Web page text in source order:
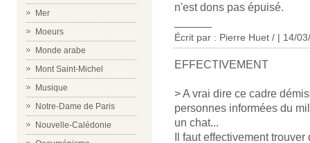
Mer
Moeurs
Monde arabe
Mont Saint-Michel
Musique
Notre-Dame de Paris
Nouvelle-Calédonie
n'est dons pas épuisé.
Écrit par : Pierre Huet / | 14/
EFFECTIVEMENT
> A vrai dire ce cadre
personnes informées du
un chat...
Il faut effectivement